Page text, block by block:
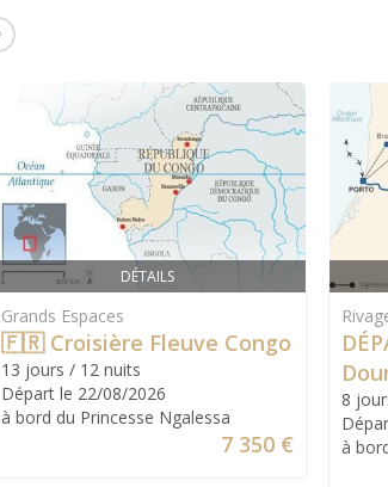
DÉTAILS
Grands Espaces
🇫🇷 Croisière Fleuve Congo
13 jours / 12 nuits
Départ le 22/08/2026
à bord du Princesse Ngalessa
7 350 €
8
à